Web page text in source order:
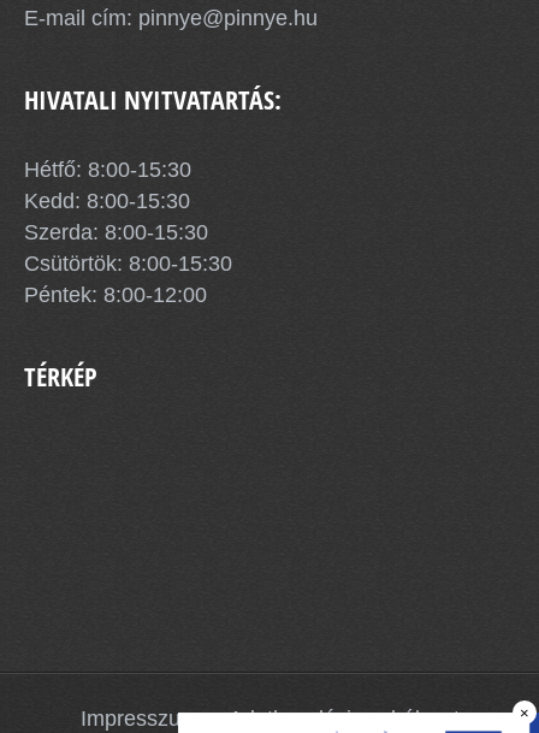
×
E-mail cím: pinnye@pinnye.hu
HIVATALI NYITVATARTÁS:
Hétfő: 8:00-15:30
Kedd: 8:00-15:30
Szerda: 8:00-15:30
Csütörtök: 8:00-15:30
Péntek: 8:00-12:00
TÉRKÉP
Impresszum Adatkezelési szabályzat